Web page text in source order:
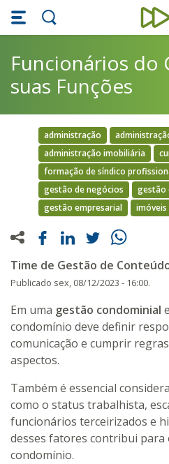
Skip main navigation
Skip to main content
Funcionários do
suas Funções
administração
administração imobiliária
formação de síndico
gestão de negócios
gestão
gestão empresarial
Time de Gestão de
Publicado sex, 08/12/2023 - 16:00.
Em uma gestão condominial
condomínio deve definir
comunicação e cumprir
aspectos.
Também é essencial
como o status trabalhista,
funcionários terceirizados e
desses fatores contribui
condomínio.